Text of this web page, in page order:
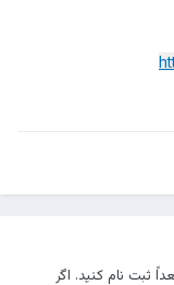
ثبت نام کنید. اگر